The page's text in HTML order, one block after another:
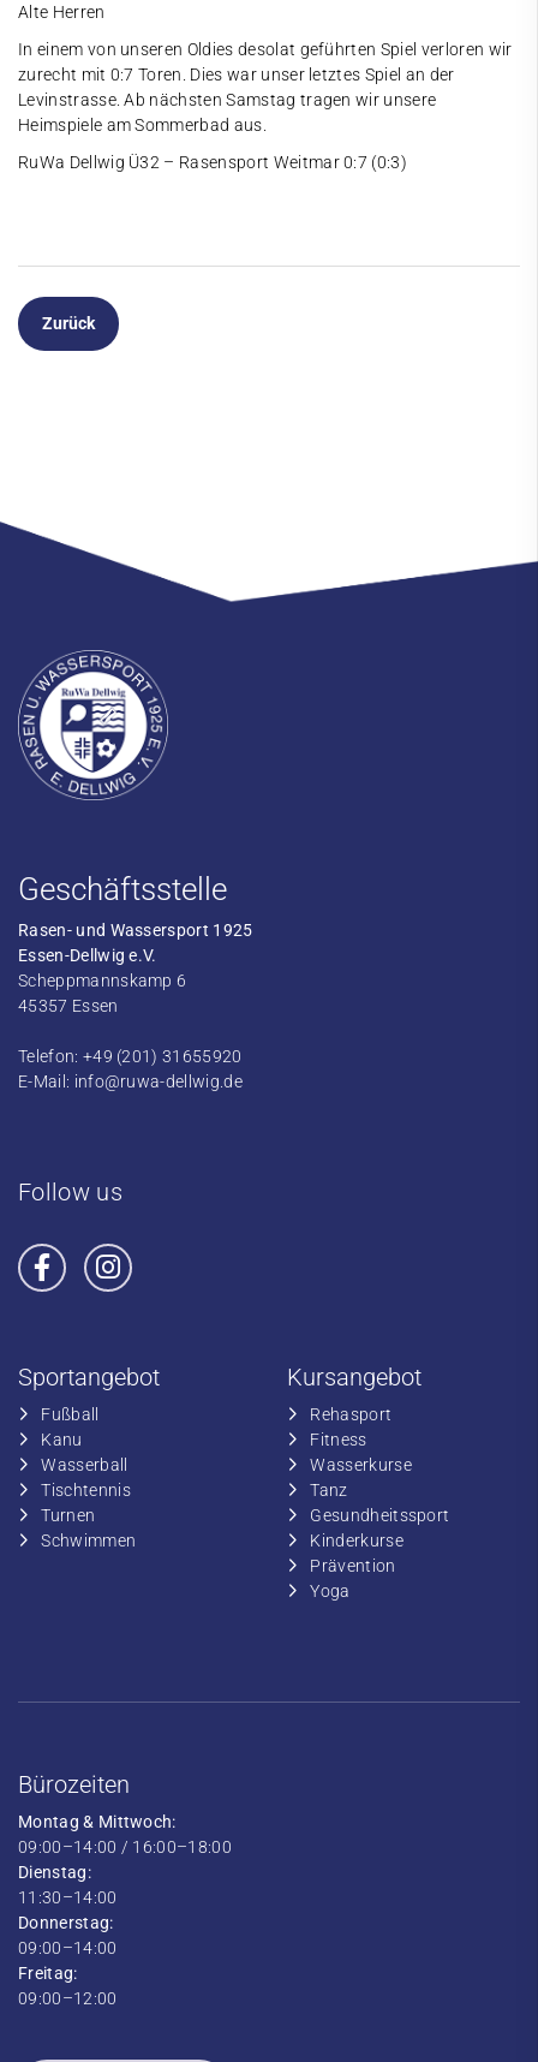
Alte Herren
In einem von unseren Oldies desolat geführten Spiel verloren wir
zurecht mit 0:7 Toren. Dies war unser letztes Spiel an der
Levinstrasse. Ab nächsten Samstag tragen wir unsere
Heimspiele am Sommerbad aus.
RuWa Dellwig Ü32 – Rasensport Weitmar 0:7 (0:3)
Zurück
Geschäftsstelle
Rasen- und Wassersport 1925
Essen-Dellwig e.V.
Scheppmannskamp 6
45357 Essen
Telefon: +49 (201) 31655920
E-Mail: info@ruwa-dellwig.de
Follow us
Sportangebot
Fußball
​Kanu
​Wasserball
​Tischtennis
​​Turnen
​​Schwimmen
Kursangebot
​Rehasport
​​Fitness
​​Wasserkurse
​​Tanz
​Gesundheitssport
​Kinderkurse
Prävention
Yoga
Bürozeiten
Montag & Mittwoch:
09:00–14:00 / 16:00–18:00
Dienstag:
11:30–14:00
Donnerstag:
09:00–14:00
Freitag:
09:00–12:00